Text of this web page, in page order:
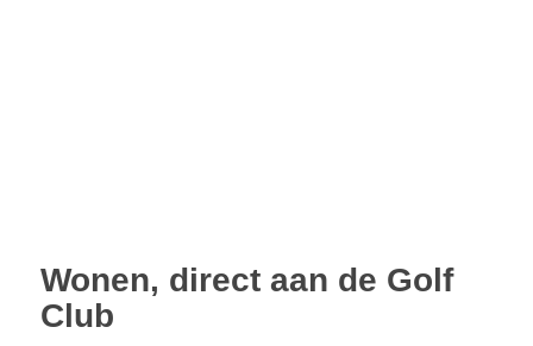
Wonen, direct aan de Golf
Club